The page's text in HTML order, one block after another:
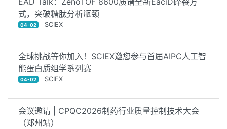
式，突破糖肽分析瓶颈
04-02 SCIEX
全球挑战等你加入！SCIEX邀您参与首届AIPC人工智
能蛋白质组学系列赛
04-02 SCIEX
会议邀请 | CPQC2026制药行业质量控制技术大会
（郑州站）